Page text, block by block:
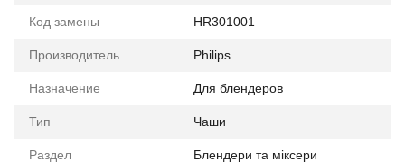
Код замены HR301001
Производитель Philips
Назначение Для блендеров
Тип Чаши
Раздел Блендери та міксери